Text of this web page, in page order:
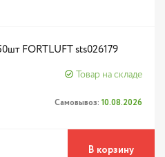
FORTLUFT sts026179
Товар на складе
Самовывоз: 10.08.2026
В корзину